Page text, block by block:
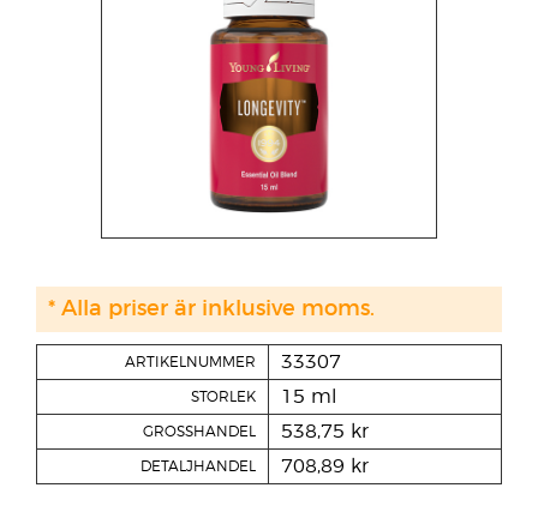
ARTIKELNUMMER 33307
STORLEK 15 ml
GROSSHANDEL 538,75 kr
DETALJHANDEL 708,89 kr
* Alla priser är inklusive moms.